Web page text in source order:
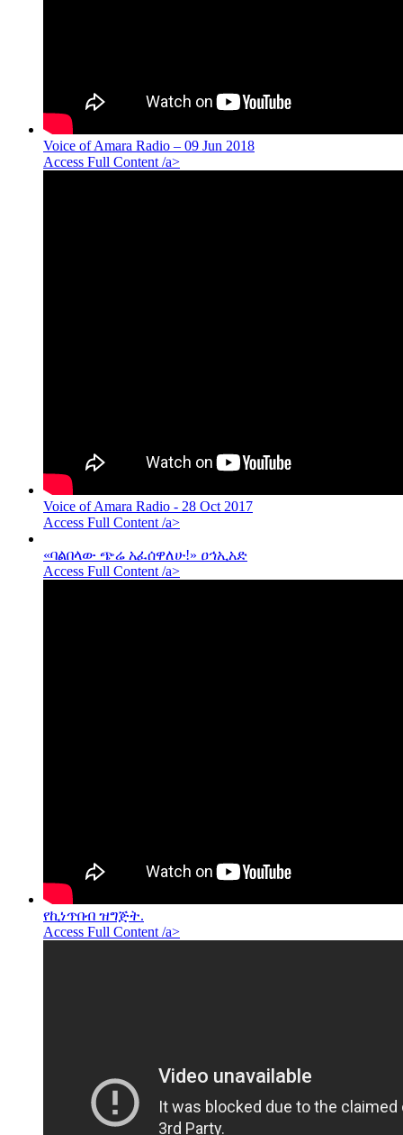
Voice of Amara Radio – 09 Jun 2018
Access Full Content /a>
Voice of Amara Radio - 28 Oct 2017
Access Full Content /a>
«ባልበላው ጭሬ አፈሰዋለሁ!» ዐኅኢአድ
Access Full Content /a>
የኪነጥበብ ዝግጅት.
Access Full Content /a>